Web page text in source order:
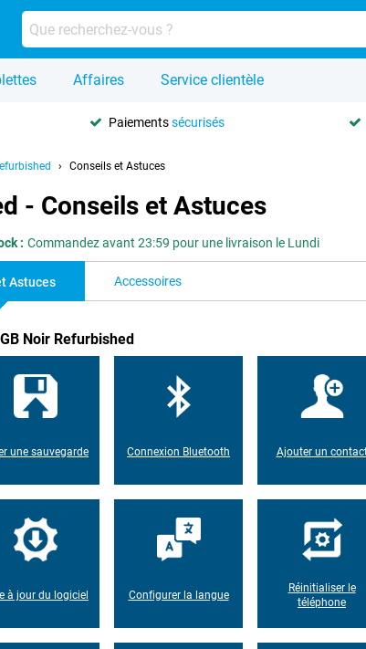
Affaires Service clientèle
Paiementssécurisés
Conseils et Astuces
- Conseils et Astuces
: Commandez avant 23:59 pour une livraison le Lundi
Astuces Accessoires
Noir Refurbished
une sauvegarde Connexion Bluetooth Ajouter un
à jour du logiciel Configurer la langue
Réinitialiser le
téléphone